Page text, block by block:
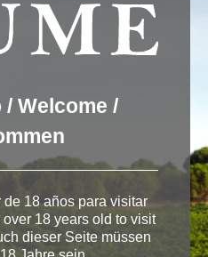
Welcome /
18 años para visitar
18 years old to visit
dieser Seite müssen